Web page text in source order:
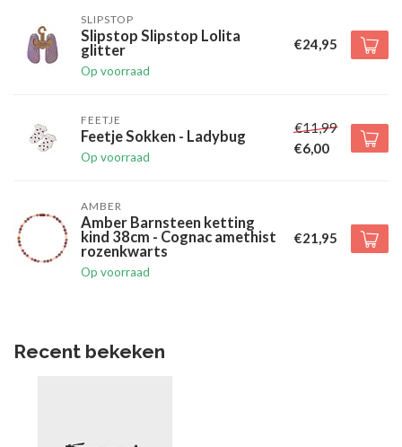
SLIPSTOP
Slipstop Slipstop Lolita
glitter
Op voorraad
€24,95
FEETJE
Feetje Sokken - Ladybug
Op voorraad
€11,99
€6,00
AMBER
Amber Barnsteen ketting
kind 38cm - Cognac amethist
rozenkwarts
Op voorraad
€21,95
Recent bekeken